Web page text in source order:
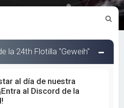
s
la 24th Flotilla "Geweih"
al día de nuestra
al Discord de la